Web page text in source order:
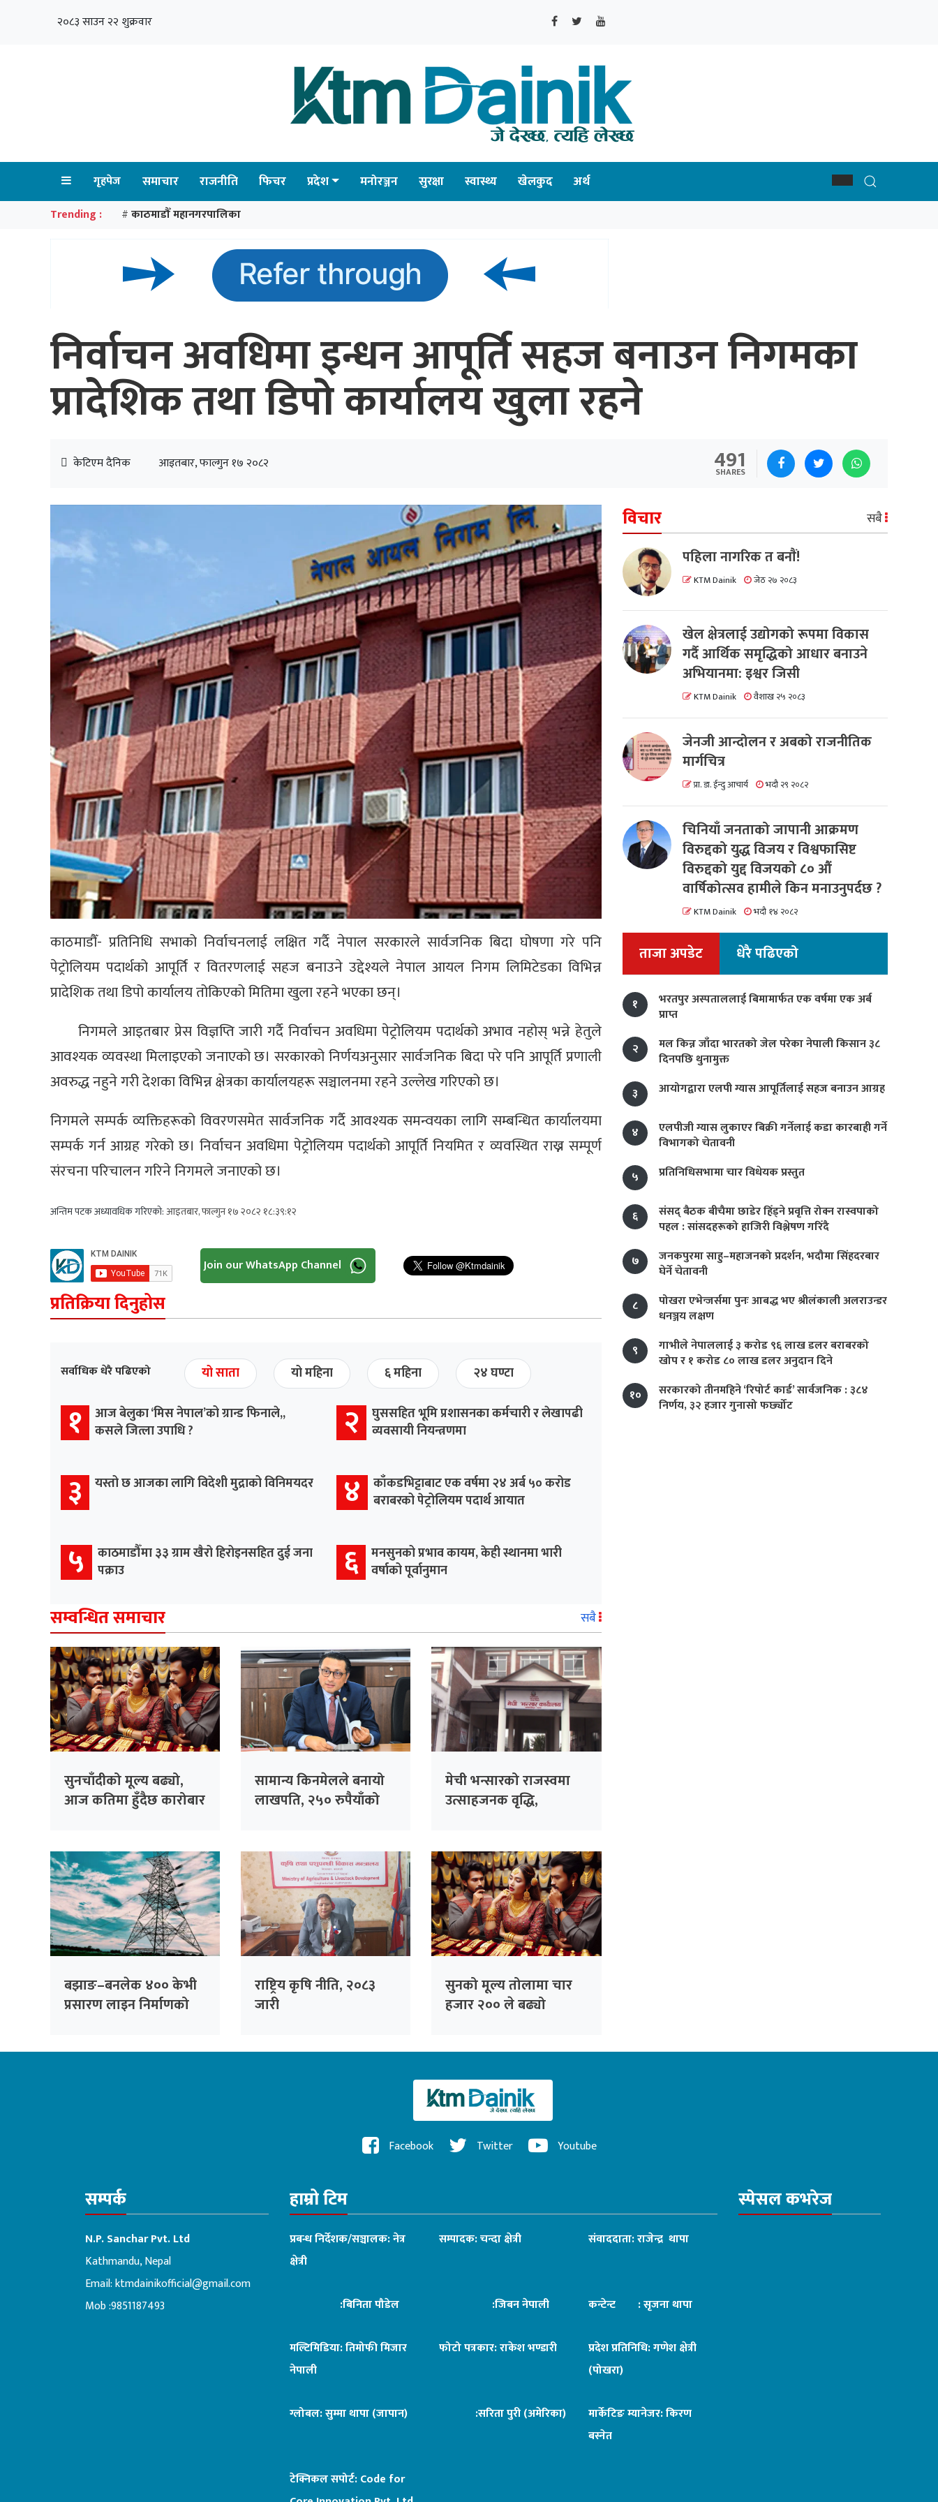
२०८३ साउन २२ शुक्रवार
गृहपेज समाचार राजनीति फिचर प्रदेश मनोरञ्जन सुरक्षा स्वास्थ्य खेलकुद अर्थ
Trending : # काठमाडौँ महानगरपालिका
निर्वाचन अवधिमा इन्धन आपूर्ति सहज बनाउन निगमका
प्रादेशिक तथा डिपो कार्यालय खुला रहने
केटिएम दैनिक आइतबार, फाल्गुन १७ २०८२ 491
SHARES
काठमाडौँ- प्रतिनिधि सभाको निर्वाचनलाई लक्षित गर्दै नेपाल सरकारले सार्वजनिक बिदा घोषणा गरे पनि
पेट्रोलियम पदार्थको आपूर्ति र वितरणलाई सहज बनाउने उद्देश्यले नेपाल आयल निगम लिमिटेडका विभिन्न
प्रादेशिक तथा डिपो कार्यालय तोकिएको मितिमा खुला रहने भएका छन्।
निगमले आइतबार प्रेस विज्ञप्ति जारी गर्दै निर्वाचन अवधिमा पेट्रोलियम पदार्थको अभाव नहोस् भन्ने हेतुले
आवश्यक व्यवस्था मिलाइएको जनाएको छ। सरकारको निर्णयअनुसार सार्वजनिक बिदा परे पनि आपूर्ति प्रणाली
अवरुद्ध नहुने गरी देशका विभिन्न क्षेत्रका कार्यालयहरू सञ्चालनमा रहने उल्लेख गरिएको छ।
निगमले सम्पर्क व्यक्तिहरूको विवरणसमेत सार्वजनिक गर्दै आवश्यक समन्वयका लागि सम्बन्धित कार्यालयमा
सम्पर्क गर्न आग्रह गरेको छ। निर्वाचन अवधिमा पेट्रोलियम पदार्थको आपूर्ति नियमित र व्यवस्थित राख्न सम्पूर्ण
संरचना परिचालन गरिने निगमले जनाएको छ।
अन्तिम पटक अध्यावधिक गरिएको:आइतबार, फाल्गुन १७ २०८२ १८:३९:१२
Join our WhatsApp Channel
प्रतिक्रिया दिनुहोस
सर्वाधिक धेरै पढिएको यो साता यो महिना ६ महिना २४ घण्टा
१ आज बेलुका ‘मिस नेपाल’को ग्रान्ड फिनाले,,
कसले जित्ला उपाधि ?
२ घुससहित भूमि प्रशासनका कर्मचारी र लेखापढी
व्यवसायी नियन्त्रणमा
३ यस्तो छ आजका लागि विदेशी मुद्राको विनिमयदर ४ काँकडभिट्टाबाट एक वर्षमा २४ अर्ब ५० करोड
बराबरको पेट्रोलियम पदार्थ आयात
५ काठमाडौँमा ३३ ग्राम खैरो हिरोइनसहित दुई जना
पक्राउ
६ मनसुनको प्रभाव कायम, केही स्थानमा भारी
वर्षाको पूर्वानुमान
सम्वन्धित समाचार सबै
सुनचाँदीको मूल्य बढ्यो,
आज कतिमा हुँदैछ कारोबार
सामान्य किनमेलले बनायो
लाखपति, २५० रुपैयाँको
मेची भन्सारको राजस्वमा
उत्साहजनक वृद्धि,
बझाङ–बनलेक ४०० केभी
प्रसारण लाइन निर्माणको
राष्ट्रिय कृषि नीति, २०८३
जारी
सुनको मूल्य तोलामा चार
हजार २०० ले बढ्यो
विचार सबै
पहिला नागरिक त बनाैं!
KTM Dainik जेठ २७ २०८३
खेल क्षेत्रलाई उद्योगको रूपमा विकास
गर्दै आर्थिक समृद्धिको आधार बनाउने
अभियानमा: इश्वर जिसी
KTM Dainik वैशाख २५ २०८३
जेनजी आन्दोलन र अबको राजनीतिक
मार्गचित्र
प्रा. डा. ईन्दु आचार्य भदौ २९ २०८२
चिनियाँ जनताको जापानी आक्रमण
विरुद्दको युद्ध विजय र विश्वफासिष्ट
विरुद्दको युद्द विजयको ८० औं
वार्षिकोत्सव हामीले किन मनाउनुपर्दछ ?
KTM Dainik भदौ १४ २०८२
ताजा अपडेट धेरै पढिएको
१
भरतपुर अस्पताललाई बिमामार्फत एक वर्षमा एक अर्ब
प्राप्त
२
मल किन्न जाँदा भारतको जेल परेका नेपाली किसान ३८
दिनपछि थुनामुक्त
३
आयोगद्वारा एलपी ग्यास आपूर्तिलाई सहज बनाउन आग्रह
४
एलपीजी ग्यास लुकाएर बिक्री गर्नेलाई कडा कारबाही गर्ने
विभागको चेतावनी
५
प्रतिनिधिसभामा चार विधेयक प्रस्तुत
६
संसद् बैठक बीचैमा छाडेर हिँड्ने प्रवृत्ति रोक्न रास्वपाको
पहल : सांसदहरूको हाजिरी विश्लेषण गरिँदै
७
जनकपुरमा साहु–महाजनको प्रदर्शन, भदौमा सिंहदरबार
घेर्ने चेतावनी
८
पोखरा एभेन्जर्समा पुनः आबद्ध भए श्रीलंकाली अलराउन्डर
धनञ्जय लक्षण
९
गाभीले नेपाललाई ३ करोड ९६ लाख डलर बराबरको
खोप र १ करोड ८० लाख डलर अनुदान दिने
१०
सरकारको तीनमहिने ‘रिपोर्ट कार्ड’ सार्वजनिक : ३८४
निर्णय, ३२ हजार गुनासो फर्छ्योट
Facebook Twitter Youtube
सम्पर्क
N.P. Sanchar Pvt. Ltd
Kathmandu, Nepal
Email:ktmdainikofficial@gmail.com
Mob :9851187493
हाम्रो टिम
प्रबन्ध निर्देशक/सञ्चालक: नेत्र
क्षेत्री
सम्पादक: चन्दा क्षेत्री संवाददाता: राजेन्द्र थापा
:बिनिता पौडेल :जिबन नेपाली कन्टेन्ट : सृजना थापा
मल्टिमिडिया: तिमोफी मिजार
नेपाली
फोटो पत्रकार: राकेश भण्डारी
प्रदेश प्रतिनिधि: गणेश क्षेत्री
(पोखरा)
ग्लोबल: सुम्मा थापा (जापान) :सरिता पुरी (अमेरिका)
मार्केटिङ म्यानेजर: किरण
बस्नेत
टेक्निकल सपोर्ट:Code for
स्पेसल कभरेज